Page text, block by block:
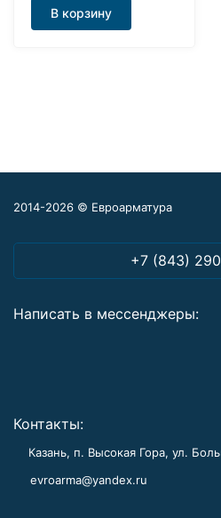
В корзину
2014-2026 © Евроарматура
+7 (843)
Написать в мессенджеры:
Контакты:
Казань, п. Высокая Гора, ул.
evroarma@yandex.ru